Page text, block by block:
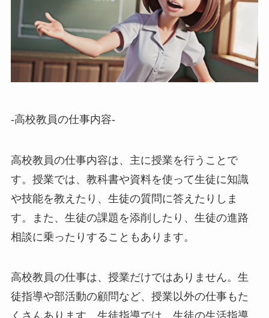
-高校教員の仕事内容-
高校教員の仕事内容は、主に授業を行うことで
す。授業では、教科書や資料を使って生徒に知識
や技能を教えたり、生徒の質問に答えたりしま
す。また、生徒の課題を添削したり、生徒の進路
相談に乗ったりすることもあります。
高校教員の仕事は、授業だけではありません。生
徒指導や部活動の顧問など、授業以外の仕事もた